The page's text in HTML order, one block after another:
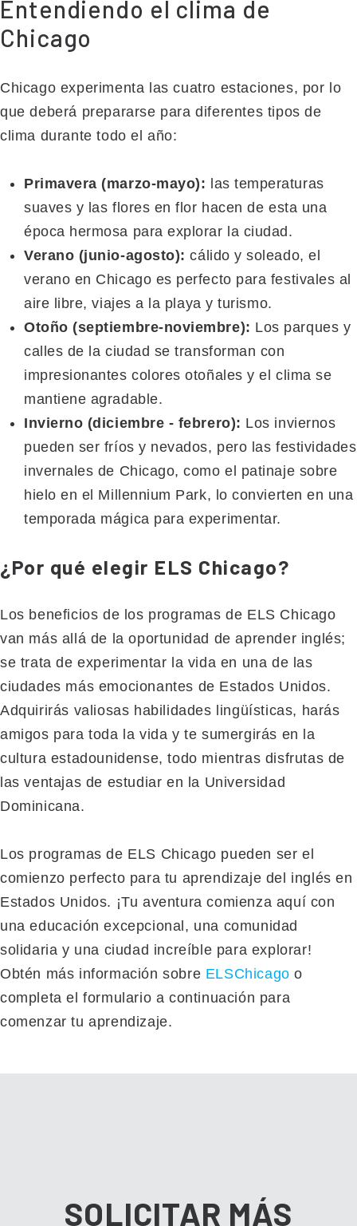
Entendiendo el clima de
Chicago
Chicago experimenta las cuatro estaciones, por lo
que deberá prepararse para diferentes tipos de
clima durante todo el año:
Primavera (marzo-mayo): las temperaturas
suaves y las flores en flor hacen de esta una
época hermosa para explorar la ciudad.
Verano (junio-agosto): cálido y soleado, el
verano en Chicago es perfecto para festivales al
aire libre, viajes a la playa y turismo.
Otoño (septiembre-noviembre): Los parques y
calles de la ciudad se transforman con
impresionantes colores otoñales y el clima se
mantiene agradable.
Invierno (diciembre - febrero): Los inviernos
pueden ser fríos y nevados, pero las festividades
invernales de Chicago, como el patinaje sobre
hielo en el Millennium Park, lo convierten en una
temporada mágica para experimentar.
¿Por qué elegir ELS Chicago?
Los beneficios de los programas de ELS Chicago
van más allá de la oportunidad de aprender inglés;
se trata de experimentar la vida en una de las
ciudades más emocionantes de Estados Unidos.
Adquirirás valiosas habilidades lingüísticas, harás
amigos para toda la vida y te sumergirás en la
cultura estadounidense, todo mientras disfrutas de
las ventajas de estudiar en la Universidad
Dominicana.
Los programas de ELS Chicago pueden ser el
comienzo perfecto para tu aprendizaje del inglés en
Estados Unidos. ¡Tu aventura comienza aquí con
una educación excepcional, una comunidad
solidaria y una ciudad increíble para explorar!
Obtén más información sobre ELSChicago o
completa el formulario a continuación para
comenzar tu aprendizaje.
SOLICITAR MÁS